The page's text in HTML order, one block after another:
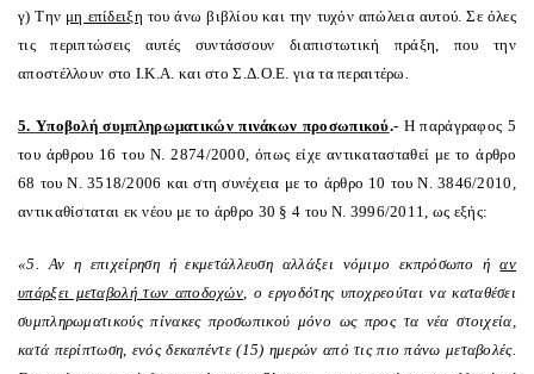
γ) Την μη επίδειξη του άνω βιβλίου και την τυχόν απώλεια αυτού. Σε όλες
τις περιπτώσεις αυτές συντάσσουν διαπιστωτική πράξη, που την
αποστέλλουν στο Ι.Κ.Α. και στο Σ.Δ.Ο.Ε. για τα περαιτέρω.
5. Υποβολή συμπληρωματικών πινάκων προσωπικού.- Η παράγραφος 5
του άρθρου 16 του Ν. 2874/2000, όπως είχε αντικατασταθεί με το άρθρο
68 του Ν. 3518/2006 και στη συνέχεια με το άρθρο 10 του Ν. 3846/2010,
αντικαθίσταται εκ νέου με το άρθρο 30 § 4 του Ν. 3996/2011, ως εξής:
«5. Αν η επιχείρηση ή εκμετάλλευση αλλάξει νόμιμο εκπρόσωπο ήαν
υπάρξει μεταβολή των αποδοχών, ο εργοδότης υποχρεούται να καταθέσει
συμπληρωματικούς πίνακες προσωπικού μόνο ως προς τα νέα στοιχεία,
κατά περίπτωση, ενός δεκαπέντε (15) ημερών από τις πιο πάνω μεταβολές.